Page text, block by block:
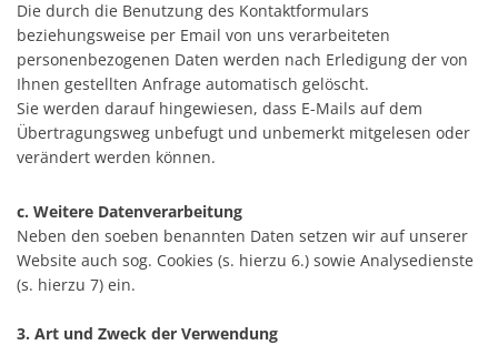
Die durch die Benutzung des Kontaktformulars
beziehungsweise per Email von uns verarbeiteten
personenbezogenen Daten werden nach Erledigung der von
Ihnen gestellten Anfrage automatisch gelöscht.
Sie werden darauf hingewiesen, dass E-Mails auf dem
Übertragungsweg unbefugt und unbemerkt mitgelesen oder
verändert werden können.
c. Weitere Datenverarbeitung
Neben den soeben benannten Daten setzen wir auf unserer
Website auch sog. Cookies (s. hierzu 6.) sowie Analysedienste
(s. hierzu 7) ein.
3. Art und Zweck der Verwendung